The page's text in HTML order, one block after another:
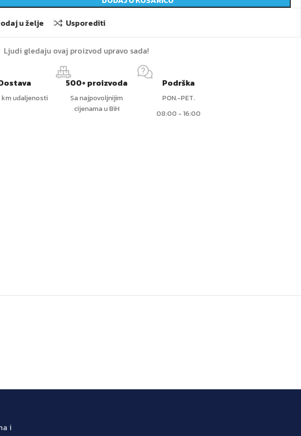
u želje
Usporediti
Ljudi gledaju ovaj proizvod upravo sada!
udaljenosti
500+ proizvoda
Sa najpovoljnijim
cijenama u BiH
Podrška
PON.-PET.
08:00 - 16:00
i